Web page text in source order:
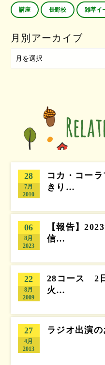
講座 長野校 雑草イ
月別アーカイブ
28
7月
2010
コカ・コー
きり…
06
8月
2023
【報告】
信…
22
8月
2009
28コース 2
火…
27
4月
2013
ラジオ出演